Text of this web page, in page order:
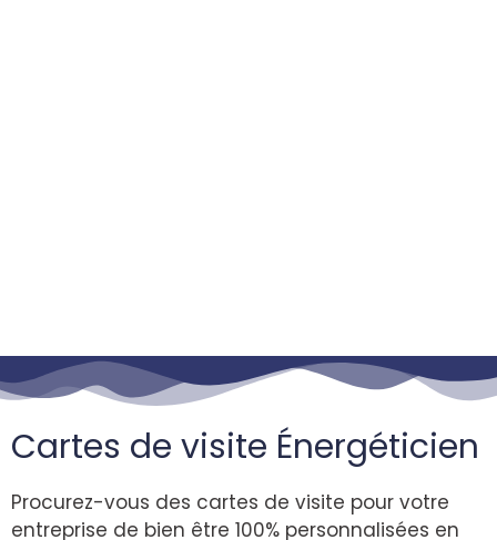
Cartes de visite Énergéticien
Procurez-vous des cartes de visite pour votre
entreprise de bien être 100% personnalisées en